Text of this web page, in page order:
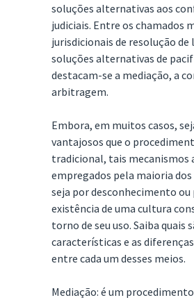
soluções alternativas aos
judiciais. Entre os chamados
jurisdicionais de resolução
soluções alternativas de
destacam-se a mediação, a
arbitragem.
Embora, em muitos casos,
vantajosos que o
tradicional, tais mecanismos
empregados pela maioria
seja por desconhecimento ou
existência de uma cultura
torno de seu uso. Saiba quais
características e as
entre cada um desses meios.
Mediação: é um